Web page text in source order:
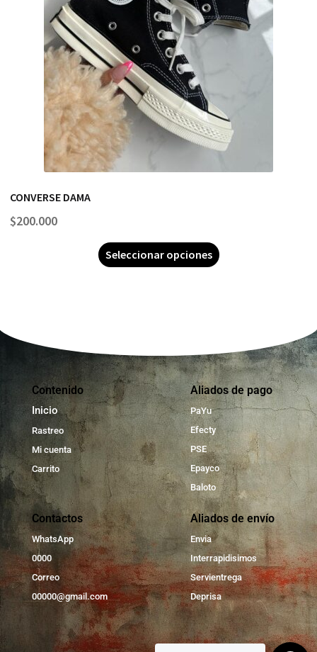
CONVERSE DAMA
$200.000
Seleccionar opciones
Contenido
Inicio
Rastreo
Mi cuenta
Carrito
Aliados de pago
PaYu
Efecty
PSE
Epayco
Baloto
Contactos
WhatsApp
0000
Correo
00000@gmail.com
Aliados de envío
Envia
Interrapidisimos
Servientrega
Deprisa